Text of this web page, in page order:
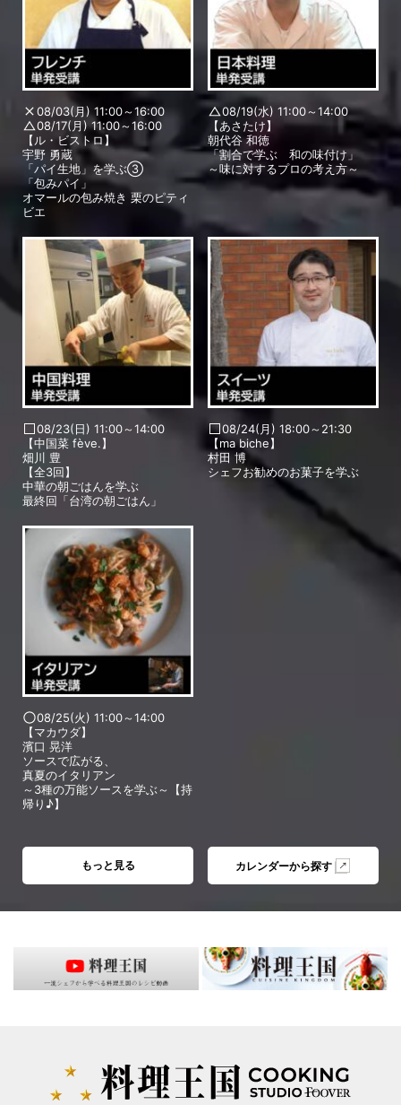
08/03(月) 11:00～16:00
08/17(月) 11:00～16:00
【ル・ビストロ】
宇野 勇蔵
「パイ生地」を学ぶ③
「包みパイ」
オマールの包み焼き 栗のピティ
ビエ
08/19(水) 11:00～14:00
【あさたけ】
朝代谷 和徳
「割合で学ぶ 和の味付け」
～味に対するプロの考え方～
08/23(日) 11:00～14:00
【中国菜 fève.】
畑川 豊
【全3回】
中華の朝ごはんを学ぶ
最終回「台湾の朝ごはん」
08/24(月) 18:00～21:30
【ma biche】
村田 博
シェフお勧めのお菓子を学ぶ
08/25(火) 11:00～14:00
【マカウダ】
濱口 晃洋
ソースで広がる、
真夏のイタリアン
～3種の万能ソースを学ぶ～【持
帰り♪】
もっと見る カレンダーから探す